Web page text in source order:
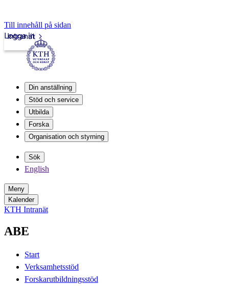
Till innehåll på sidan
Intranät
Logga in
Din anställning
Stöd och service
Utbilda
Forska
Organisation och styrning
Sök
English
Meny
Kalender
KTH Intranät
ABE
Start
Verksamhetsstöd
Forskarutbildningsstöd